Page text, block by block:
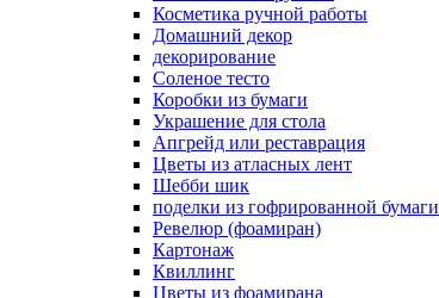
Косметика ручной работы
Домашний декор
декорирование
Соленое тесто
Коробки из бумаги
Украшение для стола
Апгрейд или реставрация
Цветы из атласных лент
Шебби шик
поделки из гофрированной бумаги
Ревелюр (фоамиран)
Картонаж
Квиллинг
Цветы из фоамирана